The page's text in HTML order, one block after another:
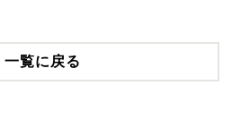
一覧に戻る